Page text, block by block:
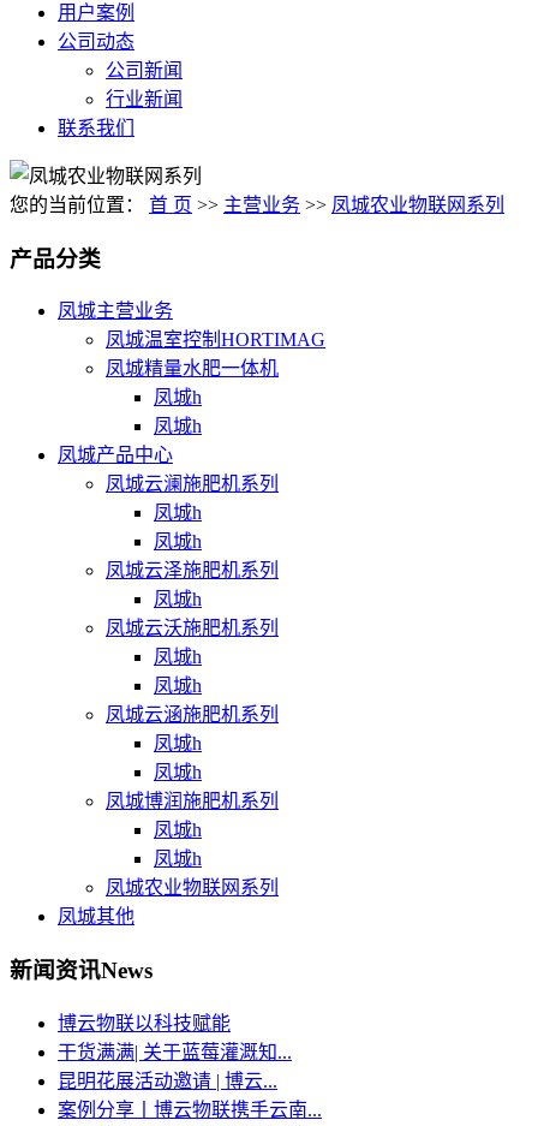
用户案例
公司动态
公司新闻
行业新闻
联系我们
您的当前位置： 首 页 >> 主营业务 >> 凤城农业物联网系列
产品分类
凤城主营业务
凤城温室控制HORTIMAG
凤城精量水肥一体机
凤城h
凤城h
凤城产品中心
凤城云澜施肥机系列
凤城h
凤城h
凤城云泽施肥机系列
凤城h
凤城云沃施肥机系列
凤城h
凤城h
凤城云涵施肥机系列
凤城h
凤城h
凤城博润施肥机系列
凤城h
凤城h
凤城农业物联网系列
凤城其他
新闻资讯News
博云物联以科技赋能
干货满满| 关于蓝莓灌溉知...
昆明花展活动邀请 | 博云...
案例分享丨博云物联携手云南...